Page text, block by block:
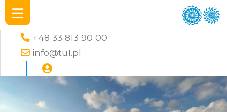
+48 33 813 90 00
info@tu1.pl